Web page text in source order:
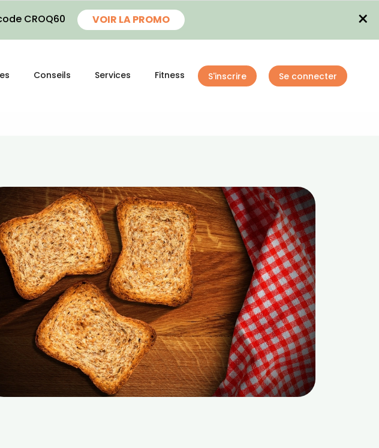
CROQ60 VOIR LA PROMO ×
Conseils Services Fitness S'inscrire Se connecter